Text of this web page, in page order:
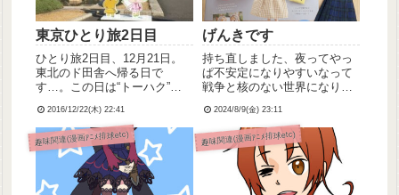
東京ひとり旅2日目
ひとり旅2日目、12月21日。
東北のド田舎へ帰る日で
す…。この日は“トーハク”こ
厚藤四郎を見に行くと決めて
いました。ホテルをチェック
アウト後、上野駅まで徒歩移
動。(トーハクは上野公園の近
く)ここでもiPhoneのマ...
2016/12/22(木) 22:41
げんきです
持ち直しました、夜ってやっ
ぱ不安定になりやすいなって
戦争と核のない世界になりま
い災害もおきませんように地
震、台風、備えましょう今日
本屋さん行ったらですね、こ
んな本見っけちゃってです
ね、中身ぱらぱら見たら、プ
リンセス...
2024/8/9(金) 23:11
趣味関連(漫画ｱﾆﾒ排球etc) 趣味関連(漫画ｱﾆﾒ排球etc)